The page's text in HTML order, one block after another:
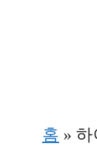
content
홈 » 하